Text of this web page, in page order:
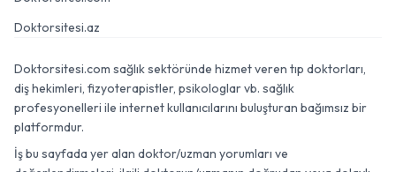
Doktorsitesi.az
Doktorsitesi.com sağlık sektöründe hizmet veren tıp doktorları,
diş hekimleri, fizyoterapistler, psikologlar vb. sağlık
profesyonelleri ile internet kullanıcılarını buluşturan bağımsız bir
platformdur.
İş bu sayfada yer alan doktor/uzman yorumları ve